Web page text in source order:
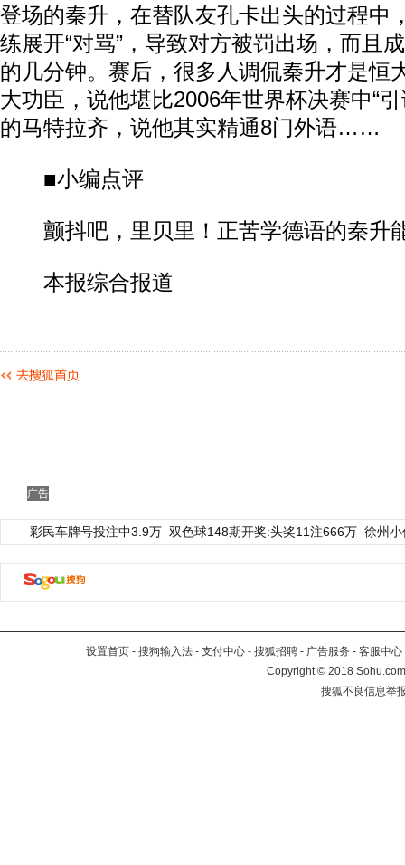
登场的秦升，在替队友孔卡出头的过程中
练展开“对骂”，导致对方被罚出场，而且
的几分钟。赛后，很多人调侃秦升才是恒
大功臣，说他堪比2006年世界杯决赛中“
的马特拉齐，说他其实精通8门外语……
■小编点评
颤抖吧，里贝里！正苦学德语的秦升能
本报综合报道
广告
彩民车牌号投注中3.9万 双色球148期开奖:头奖11注666万 徐州
设置首页 - 搜狗输入法 - 支付中心 - 搜狐招聘 - 广告服务 - 客服中心
Copyright©2018
搜狐不良信息举